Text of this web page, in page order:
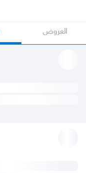
العروض